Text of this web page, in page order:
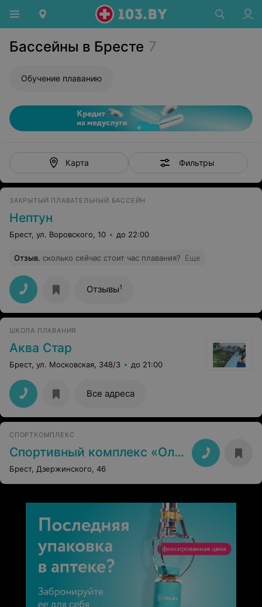
Бассейны в Бресте 7
Обучение плаванию
Карта Фильтры
ЗАКРЫТЫЙ ПЛАВАТЕЛЬНЫЙ БАССЕЙН
Нептун
Брест, ул. Воровского, 10 до 22:00
Отзыв. сколько сейчас стоит час плавания? Еще
Отзывы1
ШКОЛА ПЛАВАНИЯ
Аква Стар
Брест, ул. Московская, 348/3 до 21:00
Все адреса
СПОРТКОМПЛЕКС
Спортивный комплекс «Олимп»
Брест, Дзержинского, 46